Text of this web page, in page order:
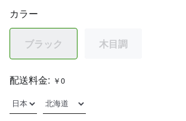
カラー
ブラック 木目調
配送料金: ￥0